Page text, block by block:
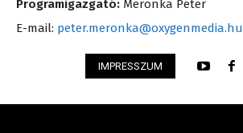
Programigazgató: Meronka Péter
E-mail: peter.meronka@oxygenmedia.hu
IMPRESSZUM